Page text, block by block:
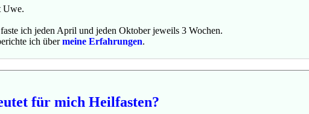
Uwe.
ich jeden April und jeden Oktober jeweils 3 Wochen.
ich übermeine Erfahrungen.
für mich Heilfasten?